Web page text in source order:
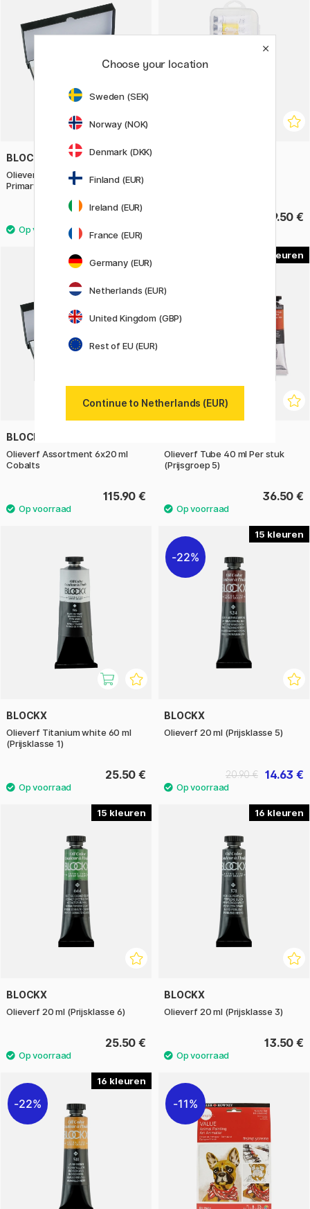
BLOCKX
Olieverf Assortment 6x20 ml
Primary Colours
19.50 €
BLOCKX
Olieverf Assortment 6x20 ml
Cobalts
115.90 €
Olieverf Tube 40 ml Per stuk
(Prijsgroep 5)
36.50 €
BLOCKX
Olieverf Titanium white 60 ml
(Prijsklasse 1)
25.50 €
15
22%
BLOCKX
Olieverf 20 ml (Prijsklasse 5)
14.63 €
20.90 €
15
BLOCKX
Olieverf 20 ml (Prijsklasse 6)
25.50 €
16
BLOCKX
Olieverf 20 ml (Prijsklasse 3)
13.50 €
16
22% 11%
Choose your location
Sweden (SEK)
Norway (NOK)
Denmark (DKK)
Finland (EUR)
Ireland (EUR)
France (EUR)
Germany (EUR)
Netherlands (EUR)
United Kingdom (GBP)
Rest of EU (EUR)
Continue to Netherlands (EUR)